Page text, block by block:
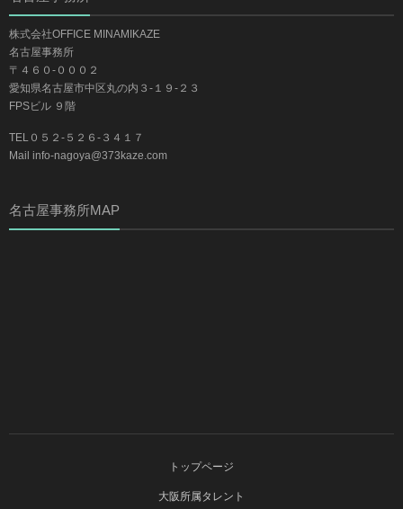
株式会社OFFICE MINAMIKAZE
名古屋事務所
〒４６０-０００２
愛知県名古屋市中区丸の内３-１９-２３
FPSビル ９階
TEL０５２-５２６-３４１７
Mail info-nagoya@373kaze.com
名古屋事務所MAP
トップページ
大阪所属タレント